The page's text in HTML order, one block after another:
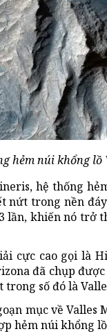
hẻm núi khổng lồ
hệ thống
nứt trong nền
lần, khiến nó trở
cực cao gọi là
đã chụp
trong số đó là
mục về Valles
hẻm núi khổng